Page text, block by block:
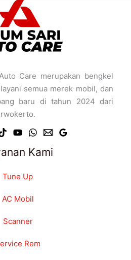
Care merupakan bengkel
semua merek mobil, dan
baru di tahun 2024 dari
Kami
Tune Up
AC Mobil
Scanner
Rem